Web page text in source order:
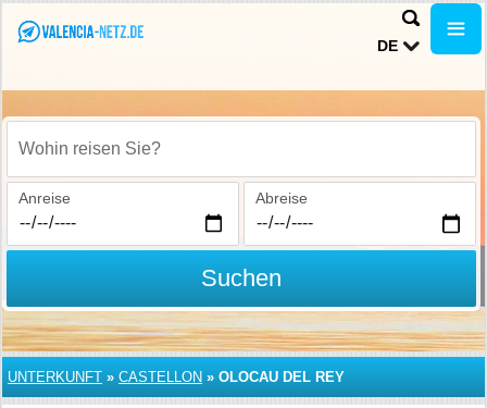
DE
Wohin reisen Sie?
Anreise Abreise
Suchen
UNTERKUNFT » CASTELLON » OLOCAU DEL REY